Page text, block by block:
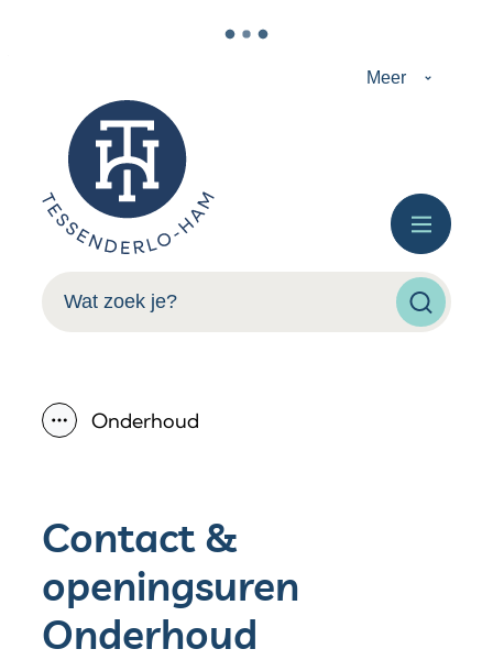
Meer
Tessenderlo-Ham
Zoeken
Menu
Toon alle broodkruimel items
Onderhoud
Contact &
openingsuren
Onderhoud